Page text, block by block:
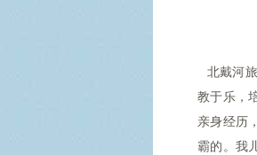
北戴河
教于乐，
亲身经历
霸的。我